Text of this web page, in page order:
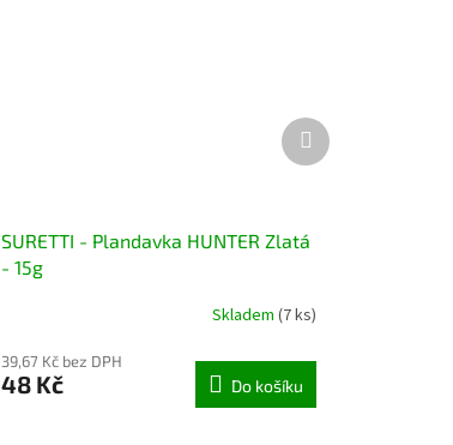
SURETTI - Plandavka HUNTER Zlatá
- 15g
Skladem (7 ks)
39,67 Kč bez DPH
48 Kč Do košíku
Další
produkt